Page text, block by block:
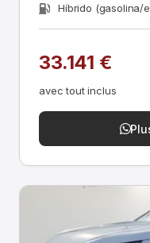
Híbrido (gasolina/
33.141 €
avec tout inclus